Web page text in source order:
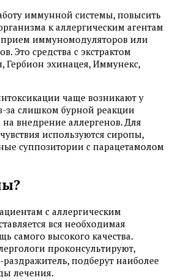
иммунной системы, повысить
к аллергическим агентам
прием иммуномодуляторов или
Это средства с экстрактом
Гербион эхинацея, Иммунекс,
чаще возникают у
за слишком бурной реакции
внедрение аллергенов. Для
используются сиропы,
суппозитории с парацетамолом
с аллергическим
вся необходимая
самого высокого качества.
проконсультируют,
раздражитель, подберут наиболее
лечения.